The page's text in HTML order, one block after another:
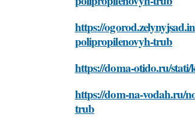
https://
polipropilenovyh-trub
https://doma-otido.ru/
https://dom-na-vodah.ru/
trub